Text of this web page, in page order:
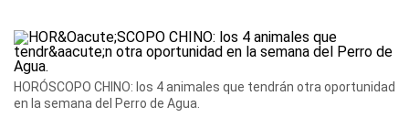
HORÓSCOPO CHINO: los 4 animales que tendrán otra oportunidad
en la semana del Perro de Agua.